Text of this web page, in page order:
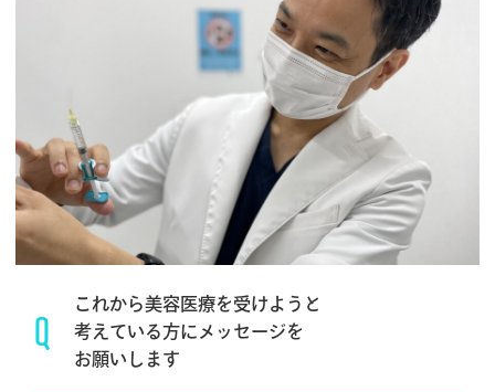
Q
これから美容医療を受けようと
考えている方にメッセージを
お願いします